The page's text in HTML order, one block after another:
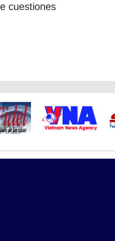
cuestiones